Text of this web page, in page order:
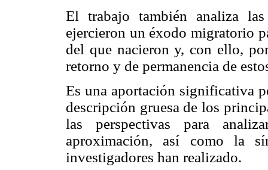
El trabajo también analiza
ejercieron un éxodo migratorio
del que nacieron y, con ello,
retorno y de permanencia de
Es una aportación significativa
descripción gruesa de los
las perspectivas para
aproximación, así como la
investigadores han realizado.